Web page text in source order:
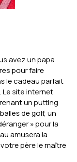
avez un papa
pour faire
le cadeau parfait
Le site internet
un putting
de golf, un
» pour la
amusera la
père le maître